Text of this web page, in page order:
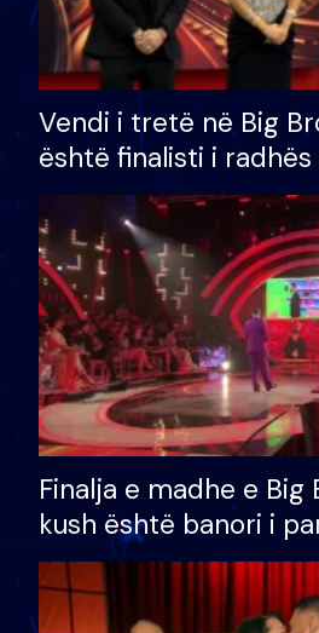
Vendi i tretë në Big
është finalisti i
Finalja e madhe e Big
kush është banori i
shtëpinë dhe humb
të fituar çmimin e